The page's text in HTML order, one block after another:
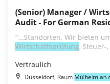
(Senior) Manager /
Audit - For German
Wirtschaftsprüfung, Steuer-
Vertraulich
Düsseldorf, Raum Mülheim an